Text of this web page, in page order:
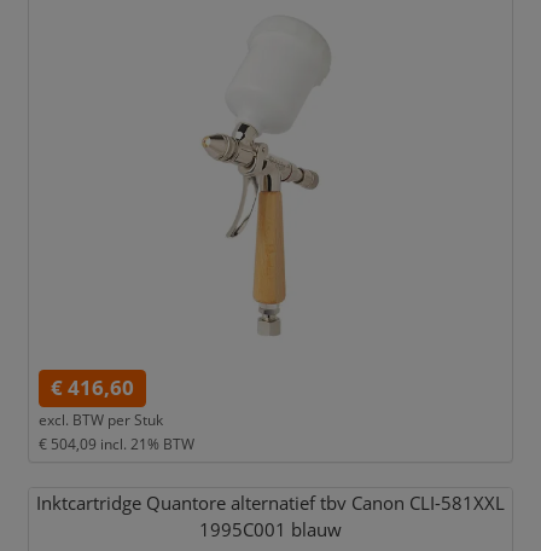
€ 416,60
excl. BTW per Stuk
€ 504,09 incl. 21% BTW
Inktcartridge Quantore alternatief tbv Canon CLI-581XXL
1995C001 blauw